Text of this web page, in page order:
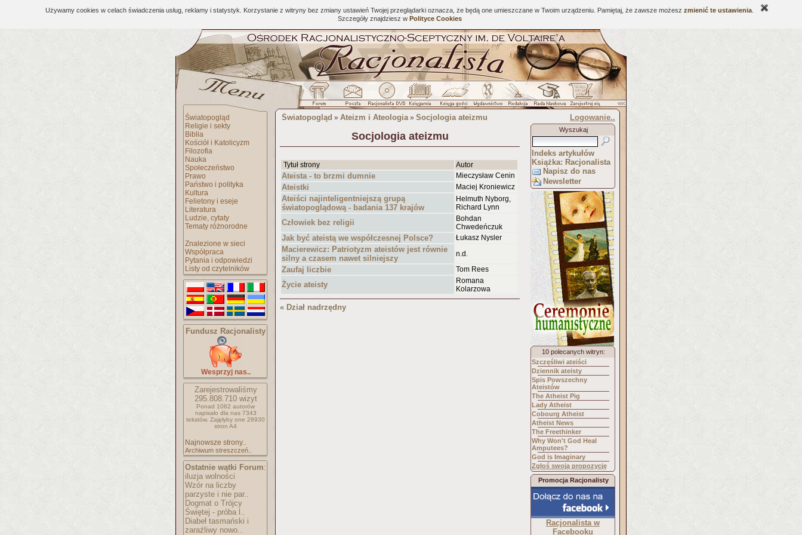
Używamy cookies w celach świadczenia usług, reklamy i statystyk. Korzystanie z witryny bez zmiany ustawień Twojej przeglądarki oznacza, że będą one umieszczane w Twoim urządzeniu. Pamiętaj, że zawsze możesz zmienić te ustawienia
Szczegóły znajdziesz w Polityce Cookies
Światopogląd
Religie i sekty
Biblia
Kościół i Katolicyzm
Filozofia
Nauka
Społeczeństwo
Prawo
Państwo i polityka
Kultura
Felietony i eseje
Literatura
Ludzie, cytaty
Tematy różnorodne
Znalezione w sieci
Współpraca
Pytania i odpowiedzi
Listy od czytelników
Fundusz Racjonalisty
Wesprzyj nas..
Zarejestrowaliśmy
295.808.710wizyt
Ponad 1062 autorów
napisało dla nas 7343
tekstów. Zajęłyby one 28930
stron A4
Najnowsze strony..
Archiwum streszczeń..
Ostatnie wątki Forum:
iluzja wolności
Wzór na liczby
parzyste i nie par..
Dogmat o Trójcy
Świętej - próba l..
Diabeł tasmański i
zaraźliwy nowo..
Światopogląd » Ateizm i Ateologia» Socjologia ateizmu
Socjologia ateizmu
Tytuł strony Autor
Ateista - to brzmi dumnie Mieczysław Cenin
Ateistki Maciej Kroniewicz
Ateiści najinteligentniejszą grupą
światopoglądową - badania 137 krajów
Helmuth Nyborg,
Richard Lynn
Człowiek bez religii
Bohdan
Chwedeńczuk
Jak być ateistą we współczesnej Polsce? Łukasz Nysler
Macierewicz: Patriotyzm ateistów jest równie
silny a czasem nawet silniejszy
n.d.
Zaufaj liczbie Tom Rees
Życie ateisty
Romana
Kolarzowa
« Dział nadrzędny
Logowanie..
Wyszukaj
Indeks artykułów
Książka: Racjonalista
Napisz do nas
Newsletter
10 polecanych witryn:
Szczęśliwi ateiści
Dziennik ateisty
Spis Powszechny
Ateistów
The Atheist Pig
Lady Atheist
Cobourg Atheist
Atheist News
The Freethinker
Why Won't God Heal
Amputees?
God is Imaginary
Zgłoś swoją propozycję
Promocja Racjonalisty
Racjonalista w
Facebooku